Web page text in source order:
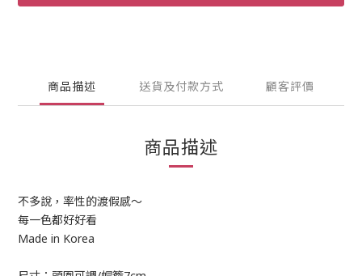
商品描述 送貨及付款方式 顧客評價
商品描述
不多說，率性的渡假感～
每一色都好好看
Made in Korea